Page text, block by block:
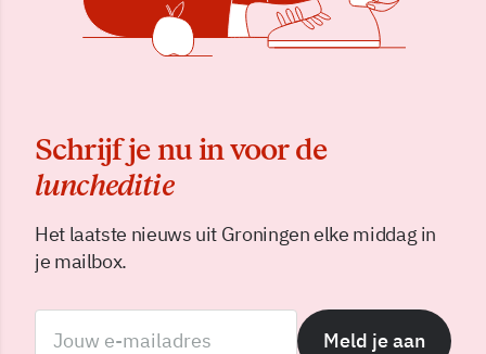
Schrijf je nu in voor de
luncheditie
Het laatste nieuws uit Groningen elke middag in
je mailbox.
Meld je aan